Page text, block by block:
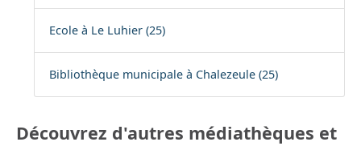
Ecole à Le Luhier (25)
Bibliothèque municipale à Chalezeule (25)
Découvrez d'autres médiathèques et